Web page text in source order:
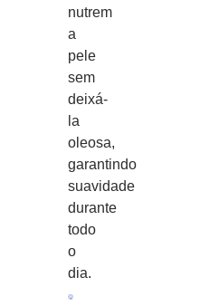
nutrem
a
pele
sem
deixá-
la
oleosa,
garantindo
suavidade
durante
todo
o
dia.